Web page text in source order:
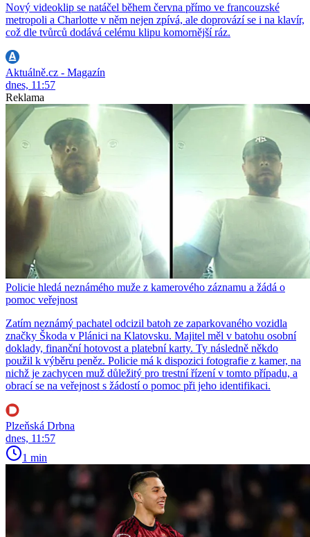
Nový videoklip se natáčel během června přímo ve francouzské
metropoli a Charlotte v něm nejen zpívá, ale doprovází se i na klavír,
což dle tvůrců dodává celému klipu komornější ráz.
Aktuálně.cz - Magazín
dnes, 11:57
Reklama
Policie hledá neznámého muže z kamerového záznamu a žádá o
pomoc veřejnost
Zatím neznámý pachatel odcizil batoh ze zaparkovaného vozidla
značky Škoda v Plánici na Klatovsku. Majitel měl v batohu osobní
doklady, finanční hotovost a platební karty. Ty následně někdo
použil k výběru peněz. Policie má k dispozici fotografie z kamer, na
nichž je zachycen muž důležitý pro trestní řízení v tomto případu, a
obrací se na veřejnost s žádostí o pomoc při jeho identifikaci.
Plzeňská Drbna
dnes, 11:57
1 min